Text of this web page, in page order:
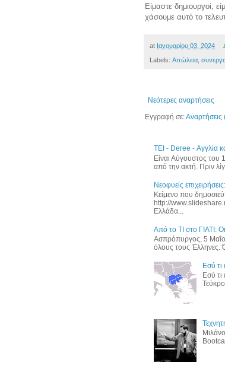
Είμαστε δημιουργοί,
χάσουμε αυτό το
at Ιανουαρίου 03, 2024
Labels: Απώλεια
Νεότερες αναρτήσεις
Εγγραφή σε:Αναρτήσεις
ΤΕΙ - Deree - Αγγλία
Είναι Αύγουστος του
από την ακτή. Πριν
Νεοφυείς
Κείμενο που
http://
Ελλάδα...
Από το ΤΙ στο ΓΙΑΤΙ:
Ασπρόπυργος, 5
όλους τους Έλληνες.
Εσύ τι
Εσύ